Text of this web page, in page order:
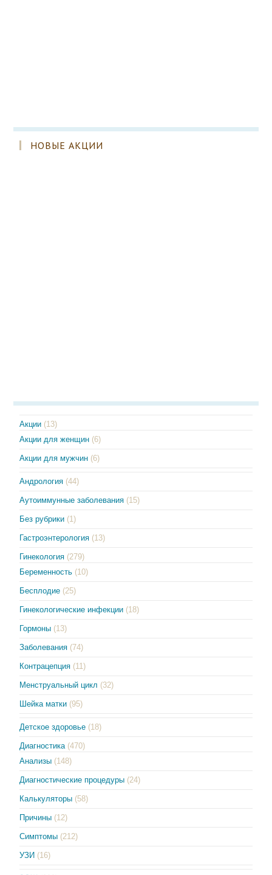
НОВЫЕ АКЦИИ
Акции (13)
Акции для женщин (6)
Акции для мужчин (6)
Андрология (44)
Аутоиммунные заболевания (15)
Без рубрики (1)
Гастроэнтерология (13)
Гинекология (279)
Беременность (10)
Бесплодие (25)
Гинекологические инфекции (18)
Гормоны (13)
Заболевания (74)
Контрацепция (11)
Менструальный цикл (32)
Шейка матки (95)
Детское здоровье (18)
Диагностика (470)
Анализы (148)
Диагностические процедуры (24)
Калькуляторы (58)
Причины (12)
Симптомы (212)
УЗИ (16)